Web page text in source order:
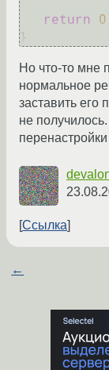
return 0
Но что-то мне
нормальное
заставить его
не
Ссылка
←